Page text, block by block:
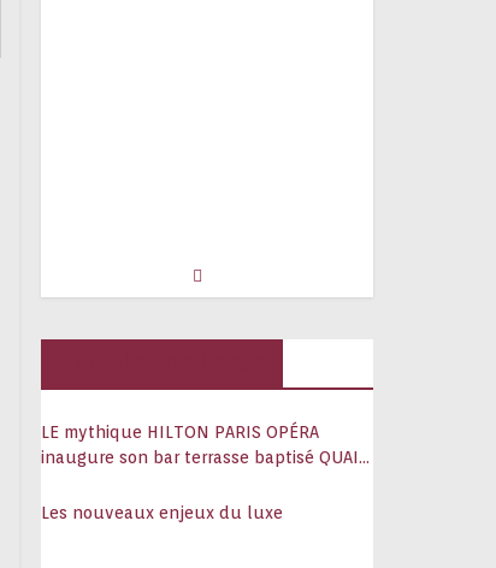
LE mythique HILTON PARIS OPÉRA
inaugure son bar terrasse baptisé QUAI
Les nouveaux enjeux du luxe